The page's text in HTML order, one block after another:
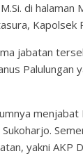
M.Si. di
Kapolsek
jabatan
yakni AKP